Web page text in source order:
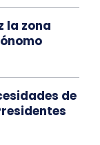
la zona
de